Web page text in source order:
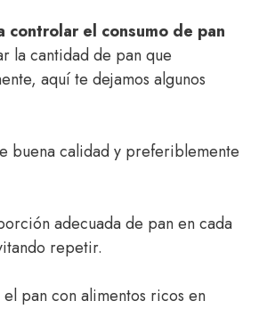
controlar el consumo de pan
la cantidad de pan que
aquí te dejamos algunos
buena calidad y preferiblemente
adecuada de pan en cada
repetir.
pan con alimentos ricos en